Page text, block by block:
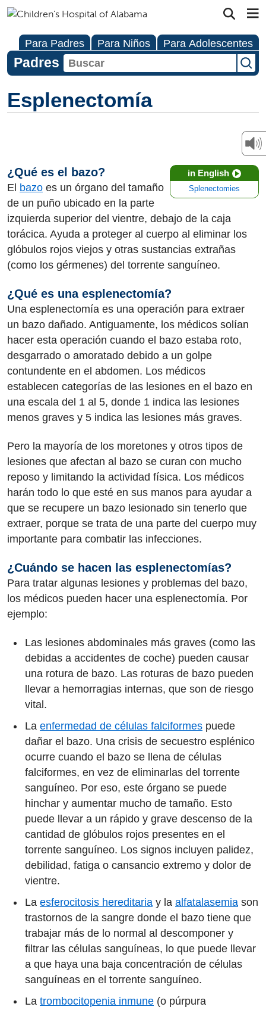
Para Padres Para Niños Para Adolescentes
Padres
Esplenectomía
in English
Splenectomies
¿Qué es el bazo?
El bazo es un órgano del tamaño
de un puño ubicado en la parte
izquierda superior del vientre, debajo de la caja
torácica. Ayuda a proteger al cuerpo al eliminar los
glóbulos rojos viejos y otras sustancias extrañas
(como los gérmenes) del torrente sanguíneo.
¿Qué es una esplenectomía?
Una esplenectomía es una operación para extraer
un bazo dañado. Antiguamente, los médicos solían
hacer esta operación cuando el bazo estaba roto,
desgarrado o amoratado debido a un golpe
contundente en el abdomen. Los médicos
establecen categorías de las lesiones en el bazo en
una escala del 1 al 5, donde 1 indica las lesiones
menos graves y 5 indica las lesiones más graves.
Pero la mayoría de los moretones y otros tipos de
lesiones que afectan al bazo se curan con mucho
reposo y limitando la actividad física. Los médicos
harán todo lo que esté en sus manos para ayudar a
que se recupere un bazo lesionado sin tenerlo que
extraer, porque se trata de una parte del cuerpo muy
importante para combatir las infecciones.
¿Cuándo se hacen las esplenectomías?
Para tratar algunas lesiones y problemas del bazo,
los médicos pueden hacer una esplenectomía. Por
ejemplo:
Las lesiones abdominales más graves (como las
debidas a accidentes de coche) pueden causar
una rotura de bazo. Las roturas de bazo pueden
llevar a hemorragias internas, que son de riesgo
vital.
La enfermedad de células falciformes puede
dañar el bazo. Una crisis de secuestro esplénico
ocurre cuando el bazo se llena de células
falciformes, en vez de eliminarlas del torrente
sanguíneo. Por eso, este órgano se puede
hinchar y aumentar mucho de tamaño. Esto
puede llevar a un rápido y grave descenso de la
cantidad de glóbulos rojos presentes en el
torrente sanguíneo. Los signos incluyen palidez,
debilidad, fatiga o cansancio extremo y dolor de
vientre.
La esferocitosis hereditaria y la alfatalasemia son
trastornos de la sangre donde el bazo tiene que
trabajar más de lo normal al descomponer y
filtrar las células sanguíneas, lo que puede llevar
a que haya una baja concentración de células
sanguíneas en el torrente sanguíneo.
La trombocitopenia inmune (o púrpura